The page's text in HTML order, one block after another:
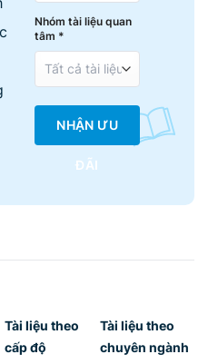
Nhóm tài liệu quan
tâm *
NHẬN ƯU
ĐÃI
Tài liệu theo
cấp độ
Tài liệu theo
chuyên ngành